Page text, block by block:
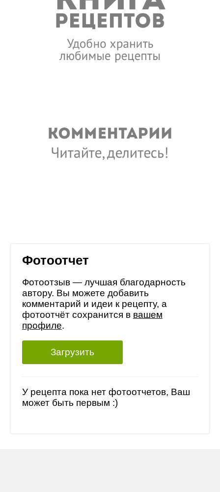
Фотоотчет
Фотоотзыв — лучшая благодарность
автору. Вы можете добавить
комментарий и идеи к рецепту, а
фотоотчёт сохранится в вашем
профиле.
Загрузить
У рецепта пока нет фотоотчетов, Ваш
может быть первым :)